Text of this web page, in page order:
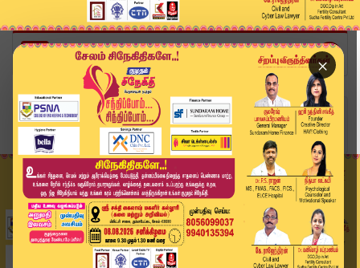
×
Home
வீடியோ ஸ்டோரி
கத்தாழைல இவ்ளோ நன்மையை..? | Aloevera | Kumudam ...